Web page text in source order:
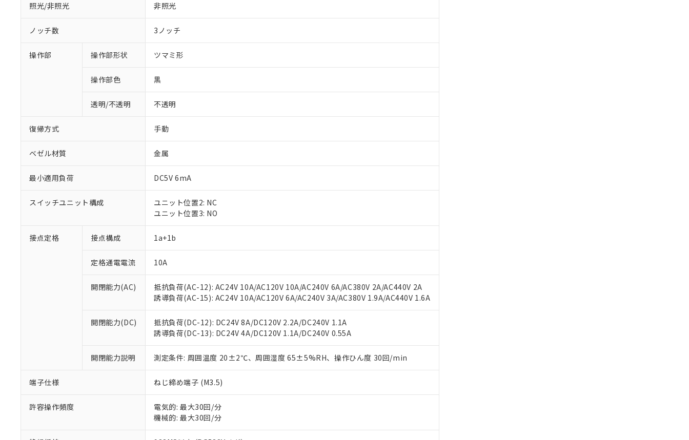
照光/非照光 非照光
ノッチ数 3ノッチ
操作部 操作部形状 ツマミ形
操作部色 黒
透明/不透明 不透明
復帰方式 手動
ベゼル材質 金属
最小適用負荷 DC5V 6mA
スイッチユニット構成
ユニット位置2: NC
ユニット位置3: NO
接点定格 接点構成 1a+1b
定格通電電流 10A
開閉能力(AC)
抵抗負荷(AC-12): AC24V 10A/AC120V 10A/AC240V 6A/AC380V 2A/AC440V 2A
誘導負荷(AC-15): AC24V 10A/AC120V 6A/AC240V 3A/AC380V 1.9A/AC440V 1.6A
開閉能力(DC)
抵抗負荷(DC-12): DC24V 8A/DC120V 2.2A/DC240V 1.1A
誘導負荷(DC-13): DC24V 4A/DC120V 1.1A/DC240V 0.55A
開閉能力説明 測定条件: 周囲温度 20±2℃、周囲湿度 65±5%RH、操作ひん度 30回/min
端子仕様 ねじ締め端子 (M3.5)
許容操作頻度
電気的: 最大30回/分
機械的: 最大30回/分
ご利用条件
本サービスは、当社制御機器事業取扱商品の当社在庫状況および標準価格(税抜)を提供させていただ
くものです。
当社制御機器事業取扱商品の中には、本サービスの対象外となる商品もあることをご了承ください。
在庫状況および標準価格照会結果は、記載している更新日時点での社内データに基づき作成されるも
のであり、閲覧された時点での実際の在庫および標準価格とは異なる場合があることをご了承くださ
い。
正式な納期状況および標準価格はお客様のお取引先、またはお客様担当のオムロン制御機器販売店・
※1 対応状況
対応済み：EU RoHS指令（10物質）の非含有に対応した製品が提供可能な商品です。
対応予定：EU RoHS指令（10物質）の非含有に対応した製品に切り替える予定のある商品です。
対応予定なし：EU RoHS指令（10物質）の非含有に非対応の商品で、対応品を出す予定はありません。
非該当品：ライセンス料など無形物で、有害物質有無と関係のない商品です。
仕入先様の事情により、非含有部品としていたものが、含有品と判明した場合などやむを得ず変更すること
があります。
*EU RoHS指令（10物質）：
鉛(Pb) 1000ppm以下、 水銀(Hg) 1000ppm以下、 カドミウム(Cd) 100ppm以下、
フタル酸ビス(2-エチルヘキシル) (DEHP)(別名：DOP) 1000ppm以下、フタル酸ブチルベンジル（BBP） 1000ppm以下、フタル酸ジブチ
フタル酸エステル類の４物質については閾値を超える意図的な使用がないことを確認しています。
※2 対応予定月
※1 中国RoHS○×表
「○」：最大均質材料含有率が中国RoHSの基準値以下であることを示します。
「×」：最大均質材料含有率が中国RoHSの基準値を超えていることを示します。
「－」：未確認です。当社販売部門へお問い合わせください。
*中国RoHS10物質の基準値 (GB/T26572)：
Pb(鉛) :1000ppm、 Hg(水銀) : 1000ppm、 Cd(カドミウム) : 100ppm、
Cr(Ⅵ)(六価クロム) : 1000ppm、 PBBs(ポリ臭化ビフェニル類) : 1000ppm、 PBDEs(ポリ臭化ジフェニルエーテル類) : 1000ppm、
DBP(フタル酸ジブチル) : 1000ppm、 DIBP(フタル酸ジイソブチル) : 1000ppm、 BBP(フタル酸ブチルベンジル) : 1000ppm、
DEHP(フタル酸ビス(2-エチルヘキシル)) : 1000ppm
当社は、これら貴社製品のうち、外国為替および外国貿易法に定める商品（以下｢規制貨物等」とい
う）を輸出または国外への提供する場合は、日本国政府の輸出許可(または役務取引許可)を取得する
などの必要な手続きをとります。
当社は規制貨物を破棄する場合は、完全に破砕するなど、違法に輸出されないよう必要な手段を講じ
ます。
当社は貴社製品を、核兵器、ミサイル、化学兵器、生物兵器またはその他武器並びにこれらの製造装
当社は、貴社製品を第三者に販売する場合は、上記1、2および3の内容を当該第三者に通知します。
号
説明
○ 一定数以上の在庫あり
一定数には満たないが在庫あり